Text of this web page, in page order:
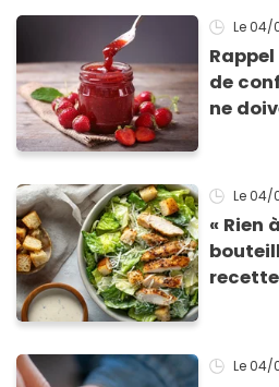
Le 04/
de
ne
Le 04/
« Rien
Le 04/